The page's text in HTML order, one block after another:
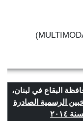
البقاع في لبنان،
الرسمية الصادرة